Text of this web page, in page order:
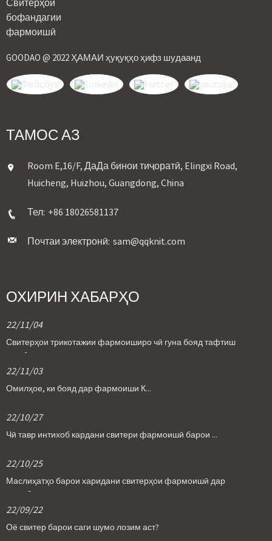
GOODAO @ 2022 ҲАМАИ ҳуқуқҳо ҳифз шудаанд
ТАМОС АЗ
Room E,16/F, ДаДа бинои тиҷоратӣ, Elingxi Road,
Huicheng, Huizhou, Guangdong, China
Тел: +86 18026581137
Почтаи электронӣ: sam@qqknit.com
ОХИРИН ХАБАРҲО
22/11/04
Свитерҳои трикотажии фармоиширо чӣ гуна бояд тафтиш
кард?
22/11/03
Омилҳое, ки бояд дар фармоиши К...
22/10/27
Чӣ тавр интихоб кардани свитери фармоишӣ барои ...
22/10/25
Маслиҳатҳо барои харидани свитерҳои фармоишӣ дар
маҷмӯъ
22/09/22
Оё свитер барои саги шумо лозим аст?